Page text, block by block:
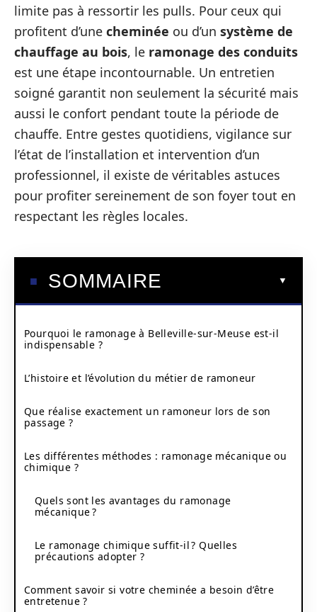
limite pas à ressortir les pulls. Pour ceux qui
profitent d’une cheminée ou d’un système de
chauffage au bois, le ramonage des conduits
est une étape incontournable. Un entretien
soigné garantit non seulement la sécurité mais
aussi le confort pendant toute la période de
chauffe. Entre gestes quotidiens, vigilance sur
l’état de l’installation et intervention d’un
professionnel, il existe de véritables astuces
pour profiter sereinement de son foyer tout en
respectant les règles locales.
SOMMAIRE
Pourquoi le ramonage à Belleville-sur-Meuse est-il
indispensable ?
L’histoire et l’évolution du métier de ramoneur
Que réalise exactement un ramoneur lors de son
passage ?
Les différentes méthodes : ramonage mécanique ou
chimique ?
Quels sont les avantages du ramonage
mécanique ?
Le ramonage chimique suffit-il ? Quelles
précautions adopter ?
Comment savoir si votre cheminée a besoin d’être
entretenue ?